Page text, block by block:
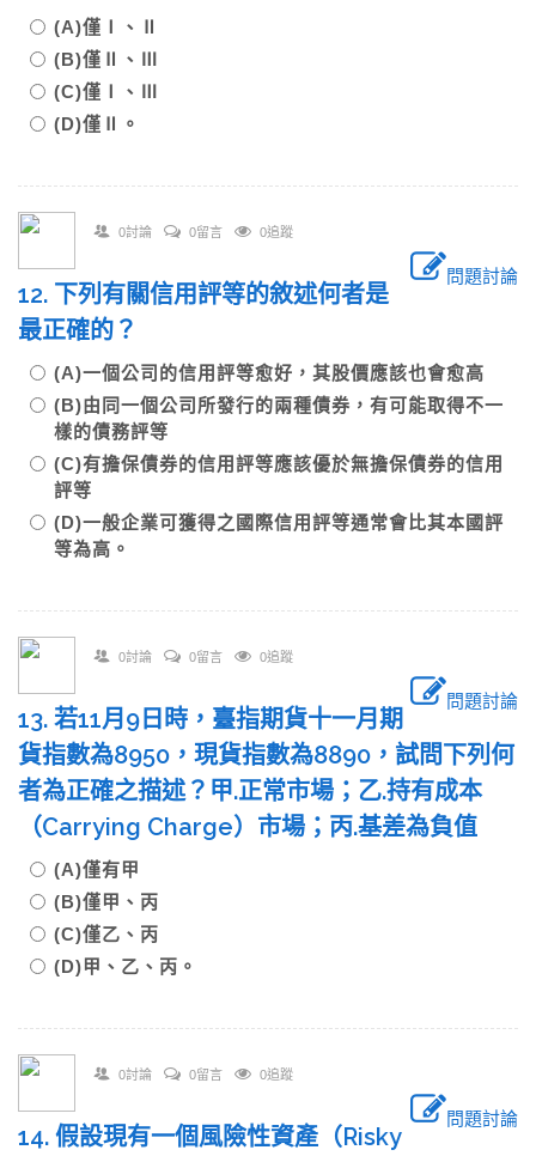
(A)僅Ⅰ、Ⅱ
(B)僅Ⅱ、Ⅲ
(C)僅Ⅰ、Ⅲ
(D)僅Ⅱ。
0討論 0留言 0追蹤
問題討論
12. 下列有關信用評等的敘述何者是
最正確的？
(A)一個公司的信用評等愈好，其股價應該也會愈高
(B)由同一個公司所發行的兩種債券，有可能取得不一
樣的債務評等
(C)有擔保債券的信用評等應該優於無擔保債券的信用
評等
(D)一般企業可獲得之國際信用評等通常會比其本國評
等為高。
0討論 0留言 0追蹤
問題討論
13. 若11月9日時，臺指期貨十一月期
貨指數為8950，現貨指數為8890，試問下列何
者為正確之描述？甲.正常市場；乙.持有成本
（Carrying Charge）市場；丙.基差為負值
(A)僅有甲
(B)僅甲、丙
(C)僅乙、丙
(D)甲、乙、丙。
0討論 0留言 0追蹤
問題討論
14. 假設現有一個風險性資產（Risky